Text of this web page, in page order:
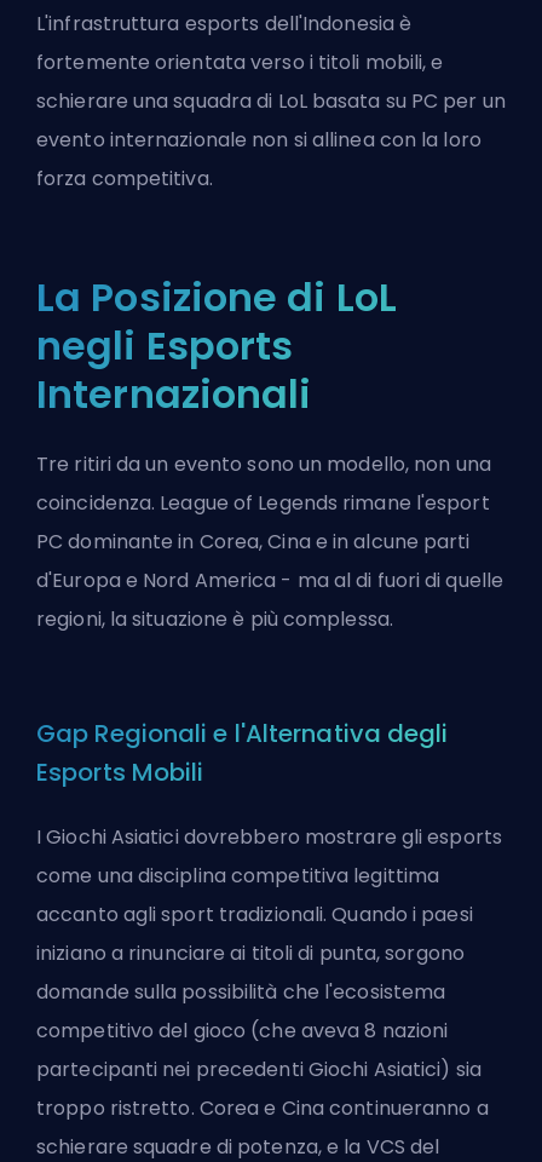
L'infrastruttura esports dell'Indonesia è
fortemente orientata verso i titoli mobili, e
schierare una squadra di LoL basata su PC per un
evento internazionale non si allinea con la loro
forza competitiva.
La Posizione di LoL
negli Esports
Internazionali
Tre ritiri da un evento sono un modello, non una
coincidenza. League of Legends rimane l'esport
PC dominante in Corea, Cina e in alcune parti
d'Europa e Nord America - ma al di fuori di quelle
regioni, la situazione è più complessa.
Gap Regionali e l'Alternativa degli
Esports Mobili
I Giochi Asiatici dovrebbero mostrare gli esports
come una disciplina competitiva legittima
accanto agli sport tradizionali. Quando i paesi
iniziano a rinunciare ai titoli di punta, sorgono
domande sulla possibilità che l'ecosistema
competitivo del gioco (che aveva 8 nazioni
partecipanti nei precedenti Giochi Asiatici) sia
troppo ristretto. Corea e Cina continueranno a
schierare squadre di potenza, e la VCS del